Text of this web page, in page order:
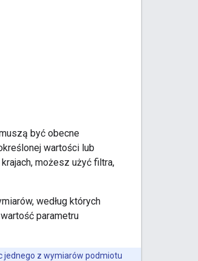
być obecne
wartości lub
możesz użyć filtra,
według których
parametru
jednego z wymiarów podmiotu